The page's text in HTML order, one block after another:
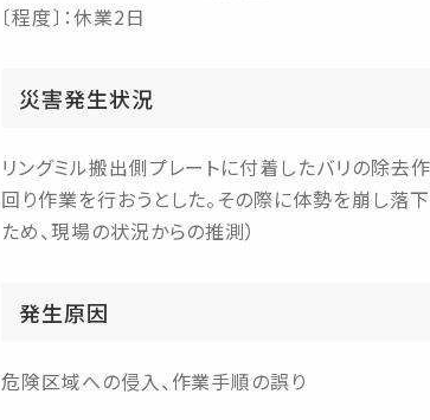
〔程度〕：休業2日
災害発生状況
リングミル搬出側プレートに付着したバリの除去
回り作業を行おうとした。その際に体勢を崩し落
ため、現場の状況からの推測）
発生原因
危険区域への侵入、作業手順の誤り